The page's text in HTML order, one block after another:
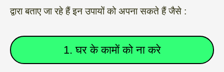
द्वारा बताए जा रहे हैं इन उपायों को अपना सकते हैं जैसे :
1. घर के कामों को ना करे